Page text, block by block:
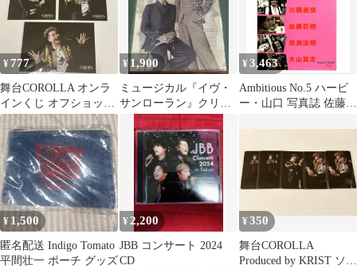
by KRIST オンラインく
じ G賞 ステージフォト
ブロマイド
¥ 777
舞台COROLLA オンラ
インくじ オフショット
ブロマイド ソウスケ 大
山真志
¥1,900
ミュージカル『イヴ・
サンローラン』クリア
ファイル 海宝直人
東山義久
¥ 3,463
Ambitious No.5 ハービ
ー・山口 写真誌 佐藤
田渕 法明,(撮
¥ 1,500
匿名配送 Indigo Tomato
平間壮一 ポーチ グッズ
¥ 2,200
JBB コンサート 2024
CD
¥350
舞台COROLLA
Produced by KRIST ソウ